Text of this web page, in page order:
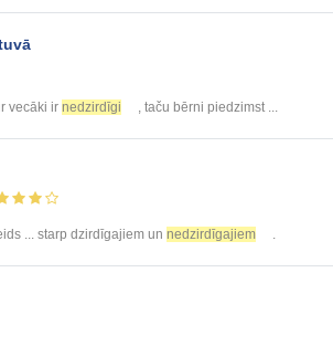
vecāki ir nedzirdīgi , taču bērni piedzimst ...
... starp dzirdīgajiem un nedzirdīgajiem .